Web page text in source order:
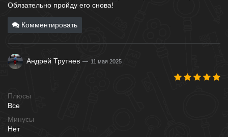
Обязательно пройду его снова!
Комментировать
Андрей Трутнев 11 мая 2025
Плюсы
Все
Минусы
Нет